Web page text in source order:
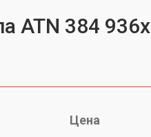
ATN 384 936x
Цена